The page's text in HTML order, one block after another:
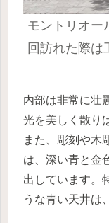
モントリオ
回訪れた際は
内部は非常に壮
光を美しく散り
また、彫刻や木
は、深い青と金
出しています。
うな青い天井は